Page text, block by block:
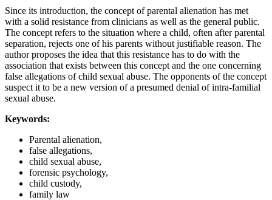
Since its introduction, the concept of parental alienation has met
with a solid resistance from clinicians as well as the general public.
The concept refers to the situation where a child, often after parental
separation, rejects one of his parents without justifiable reason. The
author proposes the idea that this resistance has to do with the
association that exists between this concept and the one concerning
false allegations of child sexual abuse. The opponents of the concept
suspect it to be a new version of a presumed denial of intra-familial
sexual abuse.
Keywords:
Parental alienation,
false allegations,
child sexual abuse,
forensic psychology,
child custody,
family law